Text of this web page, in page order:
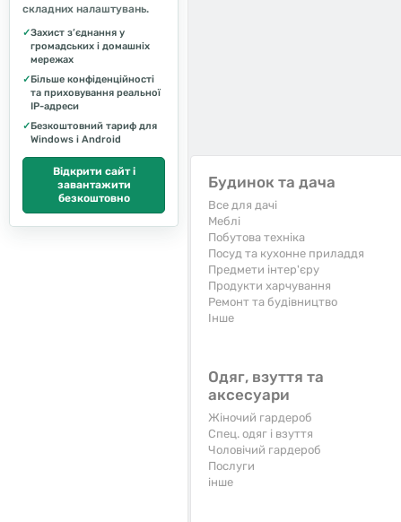
складних налаштувань.
✓Захист з’єднання у
громадських і домашніх
мережах
✓Більше конфіденційності
та приховування реальної
IP-адреси
✓Безкоштовний тариф для
Windows і Android
Відкрити сайт і
завантажити
безкоштовно
Будинок та дача
Все для дачі
Меблі
Побутова техніка
Посуд та кухонне приладдя
Предмети інтер'єру
Продукти харчування
Ремонт та будівництво
Iнше
Одяг, взуття та
аксесуари
Жіночий гардероб
Спец. одяг і взуття
Чоловічий гардероб
Послуги
інше